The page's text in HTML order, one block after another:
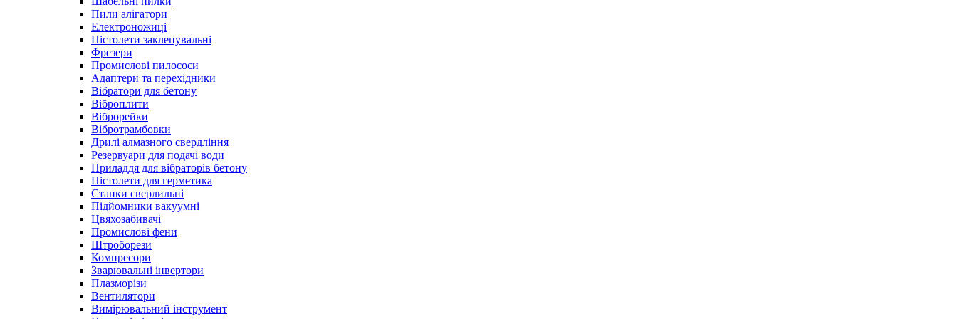
Пили алігатори
Електроножиці
Пістолети заклепувальні
Фрезери
Промислові пилососи
Адаптери та перехідники
Вібратори для бетону
Віброплити
Віброрейки
Вібротрамбовки
Дрилі алмазного свердління
Резервуари для подачі води
Приладдя для вібраторів бетону
Пістолети для герметика
Станки сверлильні
Підйомники вакуумні
Цвяхозабивачі
Промислові фени
Штроборези
Компресори
Зварювальні інвертори
Плазморізи
Вентилятори
Вимірювальний інструмент